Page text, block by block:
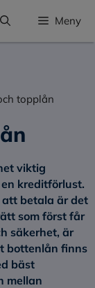
Meny
topplån
viktig
kreditförlust.
betala är det
som först får
säkerhet, är
bottenlån finns
bäst
mellan